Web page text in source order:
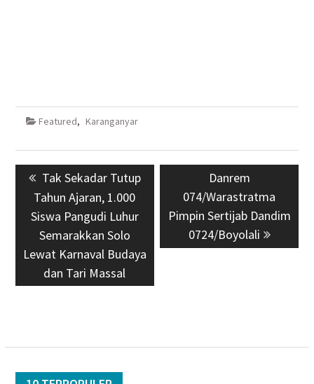
Featured, Karanganyar
Navigasi
pos Previous
post:
Tak Sekadar Tutup
Tahun Ajaran, 1.000
Siswa Pangudi Luhur
Semarakkan Solo
Lewat Karnaval Budaya
dan Tari Massal
Next
post:
Danrem
074/Warastratma
Pimpin Sertijab Dandim
0724/Boyolali